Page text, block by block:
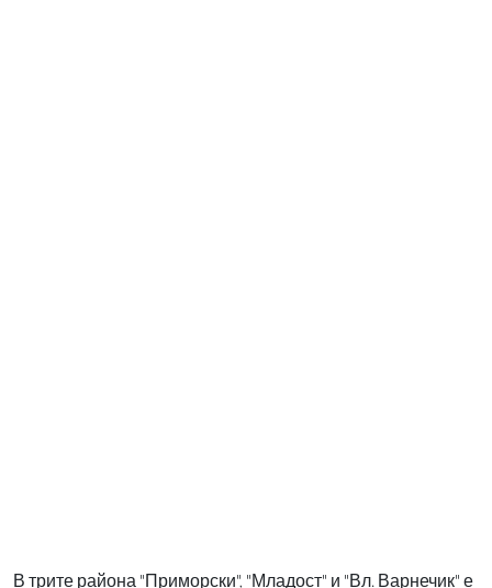
В трите района "Приморски", "Младост" и "Вл. Варнечик" е